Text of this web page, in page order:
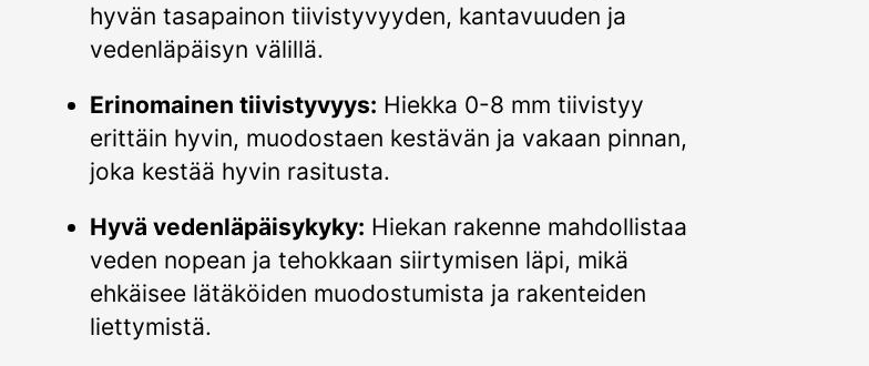
hyvän tasapainon tiivistyvyyden, kantavuuden ja
vedenläpäisyn välillä.
Erinomainen tiivistyvyys: Hiekka 0-8 mm tiivistyy
erittäin hyvin, muodostaen kestävän ja vakaan pinnan,
joka kestää hyvin rasitusta.
Hyvä vedenläpäisykyky: Hiekan rakenne mahdollistaa
veden nopean ja tehokkaan siirtymisen läpi, mikä
ehkäisee lätäköiden muodostumista ja rakenteiden
liettymistä.